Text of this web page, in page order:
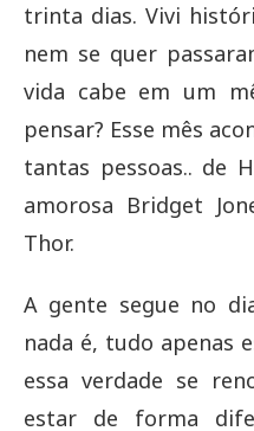
trinta dias. Vivi
nem se quer
vida cabe em um
pensar? Esse mês
tantas pessoas.. de
amorosa Bridget
Thor.
A gente segue no
nada é, tudo apenas
essa verdade se
estar de forma